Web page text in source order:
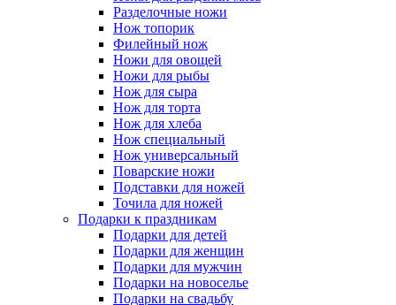
Разделочные ножи
Нож топорик
Филейный нож
Ножи для овощей
Ножи для рыбы
Нож для сыра
Нож для торта
Нож для хлеба
Нож специальный
Нож универсальный
Поварские ножи
Подставки для ножей
Точила для ножей
Подарки к праздникам
Подарки для детей
Подарки для женщин
Подарки для мужчин
Подарки на новоселье
Подарки на свадьбу